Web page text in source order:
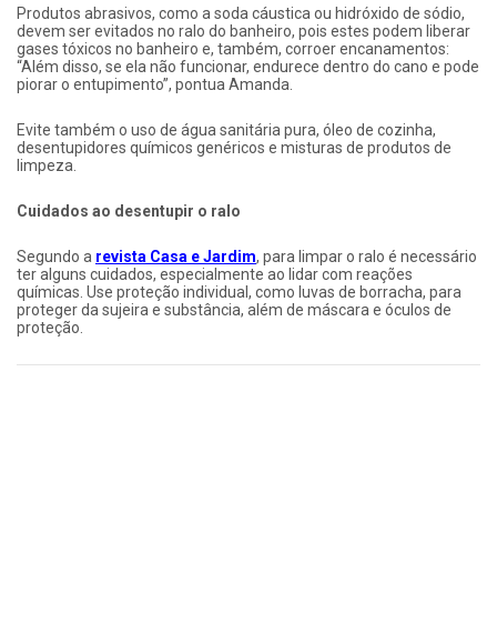
Produtos abrasivos, como a soda cáustica ou hidróxido de sódio,
devem ser evitados no ralo do banheiro, pois estes podem liberar
gases tóxicos no banheiro e, também, corroer encanamentos:
“Além disso, se ela não funcionar, endurece dentro do cano e pode
piorar o entupimento”, pontua Amanda.
Evite também o uso de água sanitária pura, óleo de cozinha,
desentupidores químicos genéricos e misturas de produtos de
limpeza.
Cuidados ao desentupir o ralo
Segundo a revista Casa e Jardim, para limpar o ralo é necessário
ter alguns cuidados, especialmente ao lidar com reações
químicas. Use proteção individual, como luvas de borracha, para
proteger da sujeira e substância, além de máscara e óculos de
proteção.